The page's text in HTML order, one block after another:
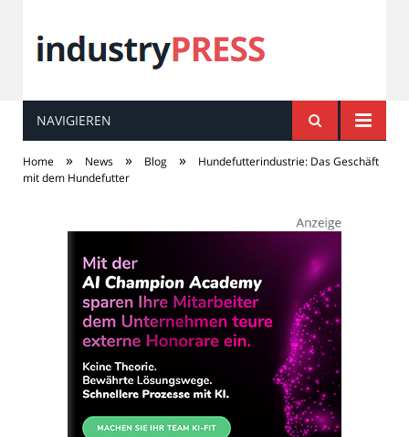
industryPRESS
NAVIGIEREN
Home » News » Blog »
Hundefutterindustrie: Das Geschäft
mit dem Hundefutter